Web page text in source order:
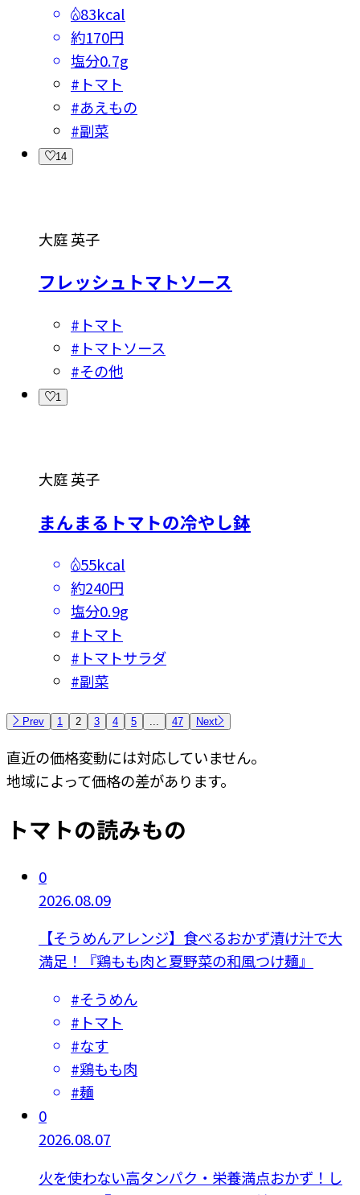
83kcal
約170円
塩分0.7g
# トマト
#あえもの
#副菜
14
大庭 英子
フレッシュトマトソース
# トマト
# トマトソース
#その他
1
大庭 英子
まんまるトマトの冷やし鉢
55kcal
約240円
塩分0.9g
# トマト
# トマトサラダ
#副菜
Prev 1 2 3 4 5 ... 47 Next
直近の価格変動には対応していません。
地域によって価格の差があります。
トマトの読みもの
0
2026.08.09
【そうめんアレンジ】食べるおかず漬け汁で大
満足！『鶏もも肉と夏野菜の和風つけ麺』
#そうめん
# トマト
#なす
#鶏もも肉
#麺
0
2026.08.07
火を使わない高タンパク・栄養満点おかず！し